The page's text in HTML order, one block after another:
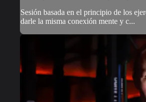
Sesión basada en el principio de los
darle la misma conexión mente y c...